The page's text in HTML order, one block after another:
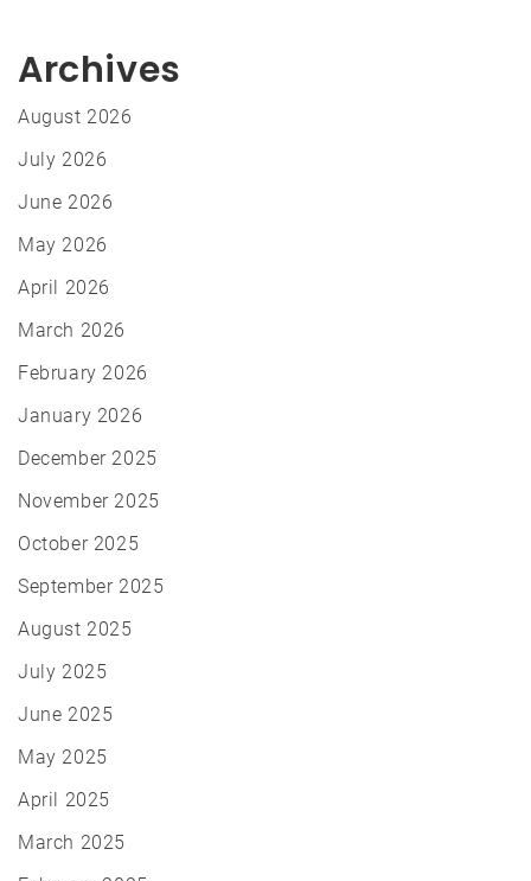
Archives
August 2026
July 2026
June 2026
May 2026
April 2026
March 2026
February 2026
January 2026
December 2025
November 2025
October 2025
September 2025
August 2025
July 2025
June 2025
May 2025
April 2025
March 2025